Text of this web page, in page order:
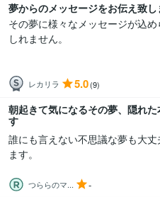
夢からのメッセージをお伝え致し
その夢に様々なメッセージが込
しれません。
レカリラ 5.0(9)
朝起きて気になるその夢、隠れ
す
誰にも言えない不思議な夢も大丈
ます。
つららのマ... -